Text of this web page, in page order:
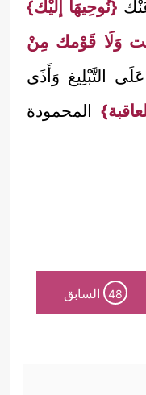
{نُوحِيهَا إلَيْك}
وَلَا قَوْمك مِنْ
عَلَى التَّبْلِيغ وَأَذَى
المحمودة
48 السابق